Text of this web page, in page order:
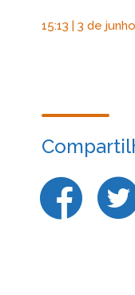
15:13 | 3 de